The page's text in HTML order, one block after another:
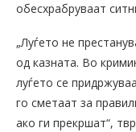
обесхрабруваат
„Луѓето не
од казната. Во
луѓето се
го сметаат за
ако ги прекршат“,